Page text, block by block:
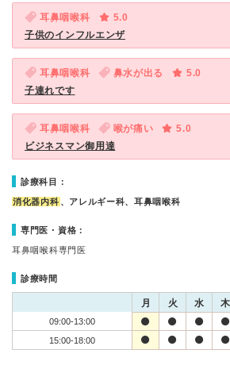
耳鼻咽喉科
5.0
子供のインフルエンザ
耳鼻咽喉科 鼻水が出る
5.0
子連れです
耳鼻咽喉科 喉が痛い
5.0
ビジネスマン御用達
診療科目：
消化器内科 、アレルギー科、耳鼻咽喉科
専門医・資格：
耳鼻咽喉科専門医
診療時間
月 火 水 木
09:00-13:00
15:00-18:00